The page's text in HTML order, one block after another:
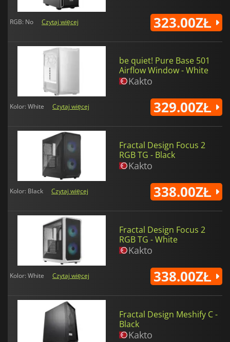
RGB: No Czytaj więcej 323.00ZŁ
be quiet! Pure Base 501
Airflow Window - White
Kakto
Kolor: White Czytaj więcej 329.00ZŁ
Fractal Design Focus 2
RGB TG - Black
Kakto
Kolor: Black Czytaj więcej 338.00ZŁ
Fractal Design Focus 2
RGB TG - White
Kakto
Kolor: White Czytaj więcej 338.00ZŁ
Fractal Design Meshify C -
Black
Kakto